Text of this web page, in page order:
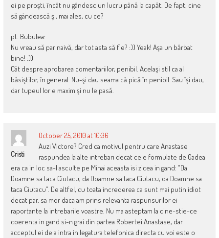
ei pe proşti, încât nu gândesc un lucru până la capăt. De fapt, cine
să gândească şi, mai ales, cu ce?
pt. Bubulea:
Nu vreau să par naivă, dar tot asta să fie? :)) Yeak! Aşa un bărbat
bine! :))
Cât despre aprobarea comentariilor, penibil. Acelaşi stil ca al
băsiştilor, în general. Nu-şi dau seama că pică în penibil. Sau îşi dau,
dar tupeul lor e maxim şi nu le pasă.
Cristi
October 25, 2010 at 10:36
Auzi Victore? Cred ca motivul pentru care Anastase
raspundea la alte intrebari decat cele formulate de Gadea
era ca in loc sa-l asculte pe Mihai aceasta isi zicea in gand: “Da
Doamne sa taca Ciutacu, da Doamne sa taca Ciutacu, da Doamne sa
taca Ciutacu”. De altfel, cu toata increderea ca sunt mai putin idiot
decat par, sa mor daca am prins relevanta raspunsurilor ei
raportante la intrebarile voastre. Nu ma asteptam la cine-stie-ce
coerenta in gand si-n grai din partea Robertei Anastase, dar
acceptul ei de a intra in legatura telefonica directa cu voi este o